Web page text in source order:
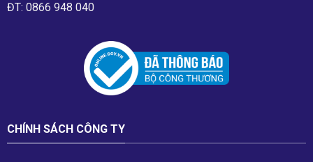
ĐT: 0866 948 040
CHÍNH SÁCH CÔNG TY